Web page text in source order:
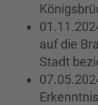
auf die
Stadt